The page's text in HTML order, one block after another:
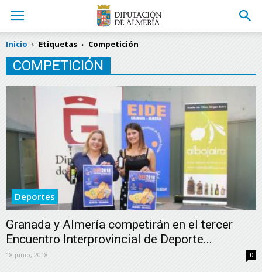
Inicio Etiquetas Competición
COMPETICIÓN
Deportes
Granada y Almería competirán en el tercer
Encuentro Interprovincial de Deporte...
18 junio, 2018 0